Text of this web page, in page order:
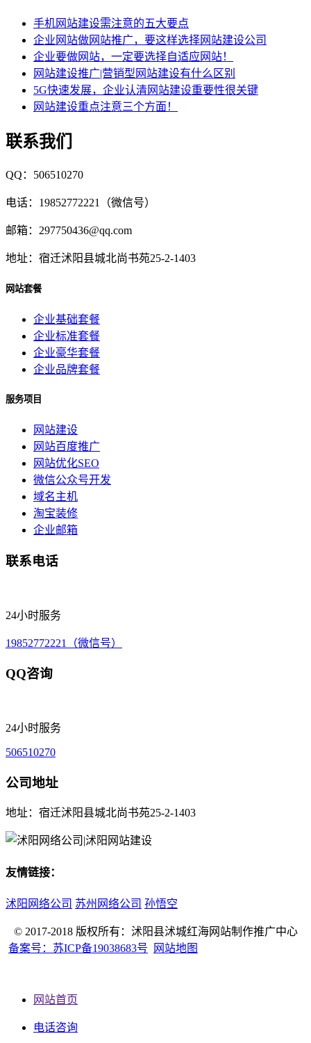
手机网站建设需注意的五大要点
企业网站做网站推广，要这样选择网站建设公司
企业要做网站，一定要选择自适应网站！
网站建设推广|营销型网站建设有什么区别
5G快速发展，企业认清网站建设重要性很关键
网站建设重点注意三个方面！
联系我们
QQ：506510270
电话：19852772221（微信号）
邮箱：297750436@qq.com
地址：宿迁沭阳县城北尚书苑25-2-1403
网站套餐
企业基础套餐
企业标准套餐
企业豪华套餐
企业品牌套餐
服务项目
网站建设
网站百度推广
网站优化SEO
微信公众号开发
域名主机
淘宝装修
企业邮箱
联系电话
24小时服务
19852772221（微信号）
QQ咨询
24小时服务
506510270
公司地址
地址：宿迁沭阳县城北尚书苑25-2-1403
友情链接：
沭阳网络公司 苏州网络公司 孙悟空
© 2017-2018 版权所有：沭阳县沭城红海网站制作推广中心
备案号：苏ICP备19038683号
网站地图
网站首页
电话咨询